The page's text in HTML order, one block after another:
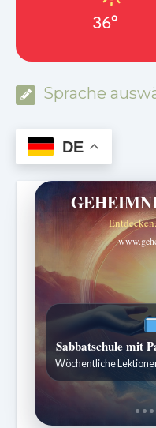
36°
Sprache
DE
ZURÜCK ZUR
Sabbatliche Gedanken